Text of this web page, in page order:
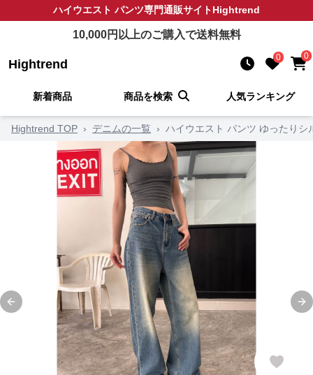
ハイウエスト パンツ専門通販サイトHightrend
10,000円以上のご購入で送料無料
Hightrend 0 0
新着商品 商品を検索 人気ランキング
Hightrend TOP › デニムの一覧 › ハイウエスト パンツ ゆったりシ
Previous slide